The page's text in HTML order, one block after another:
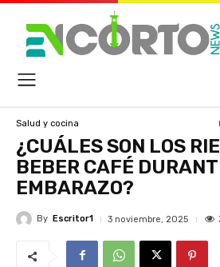
Salud y cocina
¿CUÁLES SON LOS
BEBER CAFÉ
EMBARAZO?
By Escritor1 3 noviembre, 2025